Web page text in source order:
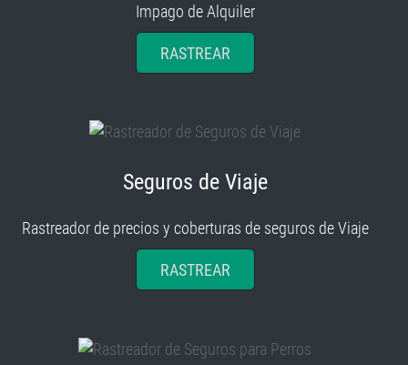
Impago de Alquiler
RASTREAR
Seguros de Viaje
Rastreador de precios y coberturas de seguros de Viaje
RASTREAR